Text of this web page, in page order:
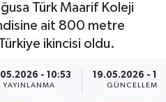
Türk Maarif Koleji
ait 800 metre
ikincisi oldu.
- 10:53
YAYINLANMA
19.05.2026 -
GÜNCELLEME